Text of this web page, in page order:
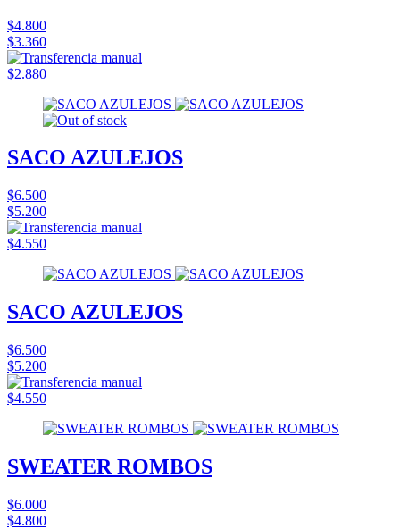
$4.800
$3.360
$2.880
SACO AZULEJOS
$6.500
$5.200
$4.550
SACO AZULEJOS
$6.500
$5.200
$4.550
SWEATER ROMBOS
$6.000
$4.800